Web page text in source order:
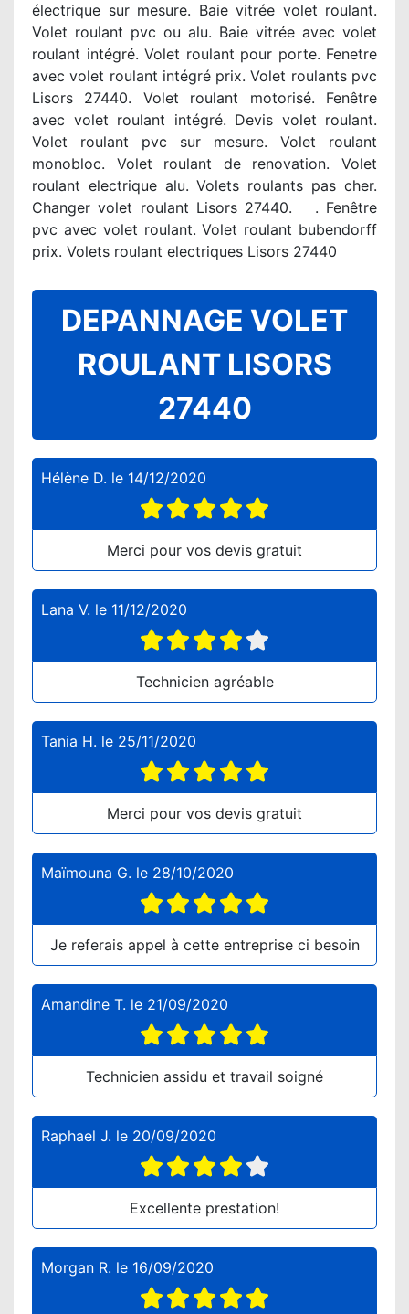
électrique sur mesure. Baie vitrée volet roulant.
Volet roulant pvc ou alu. Baie vitrée avec volet
roulant intégré. Volet roulant pour porte. Fenetre
avec volet roulant intégré prix. Volet roulants pvc
Lisors 27440. Volet roulant motorisé. Fenêtre
avec volet roulant intégré. Devis volet roulant.
Volet roulant pvc sur mesure. Volet roulant
monobloc. Volet roulant de renovation. Volet
roulant electrique alu. Volets roulants pas cher.
Changer volet roulant Lisors 27440. . Fenêtre
pvc avec volet roulant. Volet roulant bubendorff
prix. Volets roulant electriques Lisors 27440
DEPANNAGE VOLET
ROULANT LISORS
27440
Hélène D. le 14/12/2020
Merci pour vos devis gratuit
Lana V. le 11/12/2020
Technicien agréable
Tania H. le 25/11/2020
Merci pour vos devis gratuit
Maïmouna G. le 28/10/2020
Je referais appel à cette entreprise ci besoin
Amandine T. le 21/09/2020
Technicien assidu et travail soigné
Raphael J. le 20/09/2020
Excellente prestation!
Morgan R. le 16/09/2020